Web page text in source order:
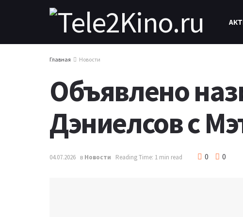
Главная Новости
Объявлено
Дэниелсов с
04.07.2026 в Новости Reading Time: 1 min read 0 0